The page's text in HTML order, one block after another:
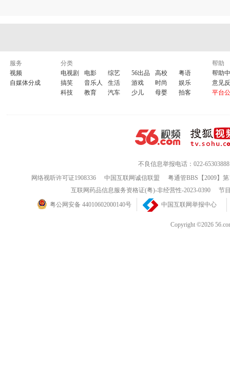
服务
视频
自媒体分成
分类
电视剧
电影 综艺 56出品 高校
粤语
搞笑
音乐人 生活 游戏 时尚
娱乐
科技
教育 汽车 少儿 母婴 拍客
帮助
帮助
意见
平台
不良信息举报电话：022-65303888
网络视听许可证1908336
中国互联网诚信联盟
粤通管BBS【2009】
互联网药品信息服务资格证(粤)-非经营性-2023-0390
节
粤公网安备 44010602000140号
中国互联网举报中心
Copyright ©2026